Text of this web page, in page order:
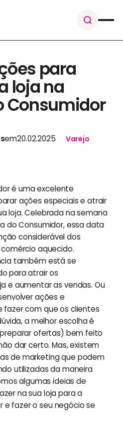
para
loja na
Consumidor
em20.02.2025 Varejo
é uma excelente
ações especiais e atrair
loja. Celebrada na semana
do Consumidor, essa data
considerável dos
aquecido.
também está se
para atrair os
e aumentar as vendas. Ou
ações e
com que os clientes
a melhor escolha é
ofertas) bem feito
dar certo. Mas, existem
de marketing que podem
utilizadas da maneira
algumas ideias de
na sua loja para a
e fazer o seu negócio se